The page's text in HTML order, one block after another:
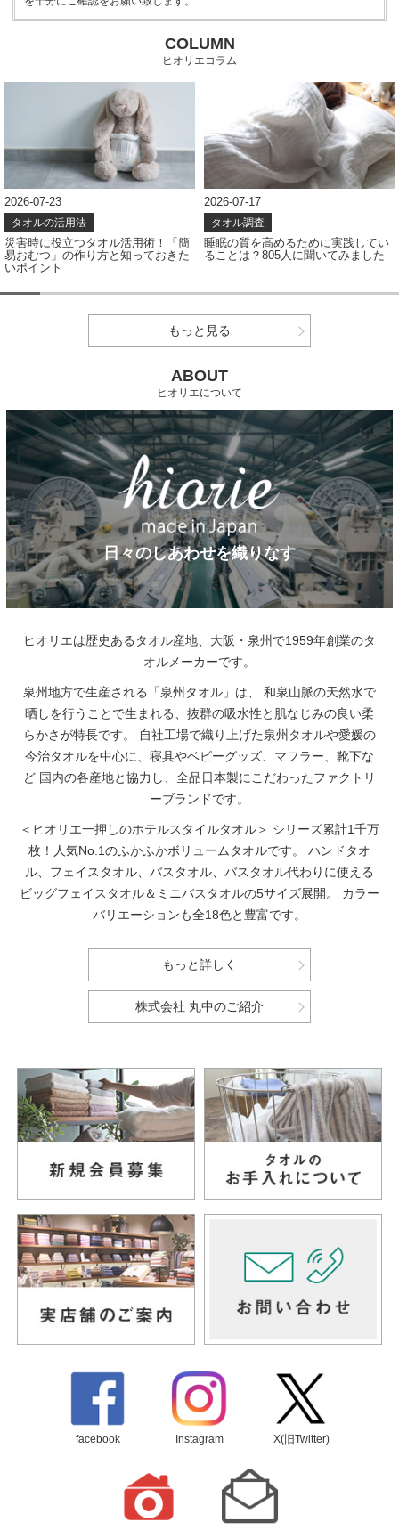
COLUMN
ヒオリエコラム
2026-07-23
タオルの活用法
災害時に役立つタオル活用術！「簡
易おむつ」の作り方と知っておきた
いポイント
2026-07-17
タオル調査
睡眠の質を高めるために実践してい
ることは？805人に聞いてみました
もっと見る
ABOUT
ヒオリエについて
日々のしあわせを織りなす
ヒオリエは歴史あるタオル産地、大阪・泉州で1959年創業のタ
オルメーカーです。
泉州地方で生産される「泉州タオル」は、
和泉山脈の天然水で
晒しを行うことで生まれる、抜群の吸水性と肌なじみの良い柔
らかさが特長です。
自社工場で織り上げた泉州タオルや愛媛の
今治タオルを中心に、寝具やベビーグッズ、マフラー、靴下な
ど 国内の各産地と協力し、全品日本製にこだわったファクトリ
ーブランドです。
＜ヒオリエ一押しのホテルスタイルタオル＞ シリーズ累計1千万
枚！人気No.1のふかふかボリュームタオルです。
ハンドタオ
ル、フェイスタオル、バスタオル、バスタオル代わりに使える
ビッグフェイスタオル＆ミニバスタオルの5サイズ展開。
カラー
バリエーションも全18色と豊富です。
もっと詳しく
株式会社 丸中のご紹介
facebook Instagram X(旧Twitter)